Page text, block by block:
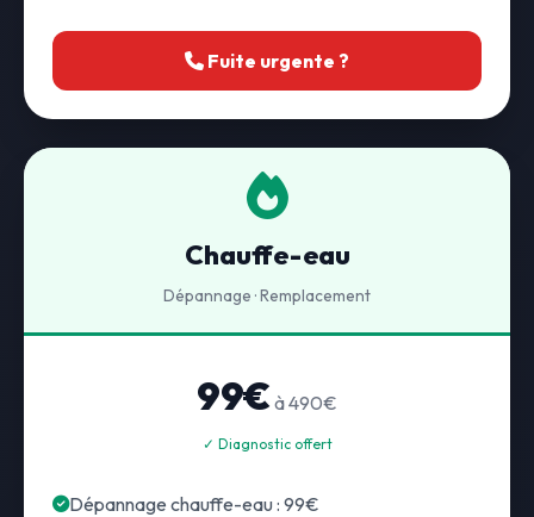
Fuite urgente ?
Chauffe-eau
Dépannage · Remplacement
99€ à 490€
✓ Diagnostic offert
Dépannage chauffe-eau : 99€